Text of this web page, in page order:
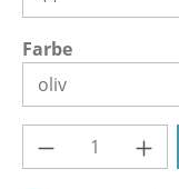
Farbeauswählen
Produkt